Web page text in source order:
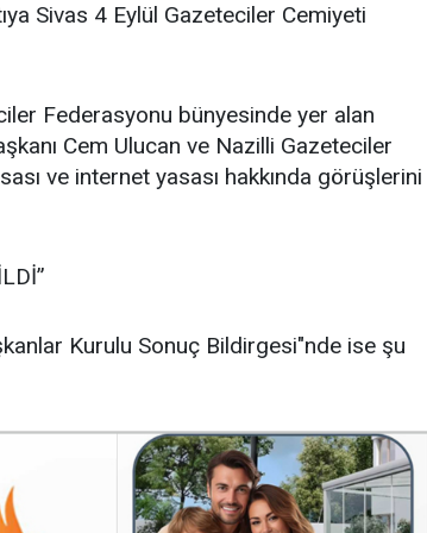
Sivas 4 Eylül Gazeteciler Cemiyeti
Federasyonu bünyesinde yer alan
Cem Ulucan ve Nazilli Gazeteciler
ve internet yasası hakkında görüşlerini
Kurulu Sonuç Bildirgesi"nde ise şu